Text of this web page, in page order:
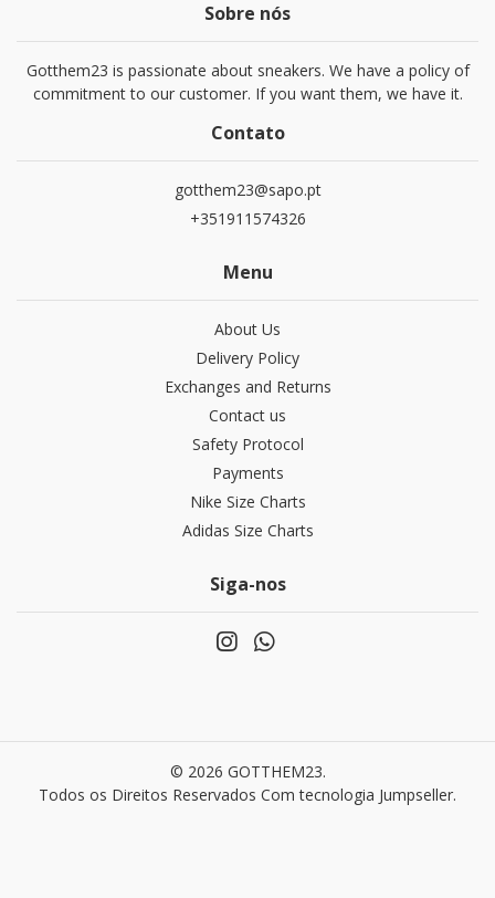
Sobre nós
Gotthem23 is passionate about sneakers. We have a policy of
commitment to our customer. If you want them, we have it.
Contato
gotthem23@sapo.pt
+351911574326
Menu
About Us
Delivery Policy
Exchanges and Returns
Contact us
Safety Protocol
Payments
Nike Size Charts
Adidas Size Charts
Siga-nos
© 2026 GOTTHEM23.
Todos os Direitos Reservados Com tecnologia Jumpseller.